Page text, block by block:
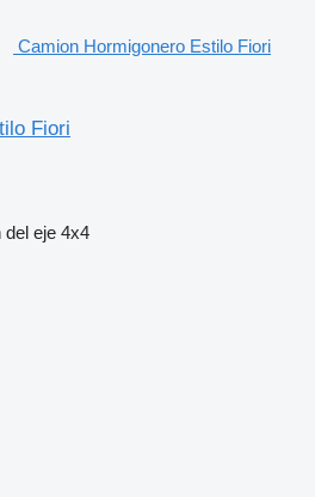
Camion Hormigonero Estilo Fiori
Fiori
del eje 4x4